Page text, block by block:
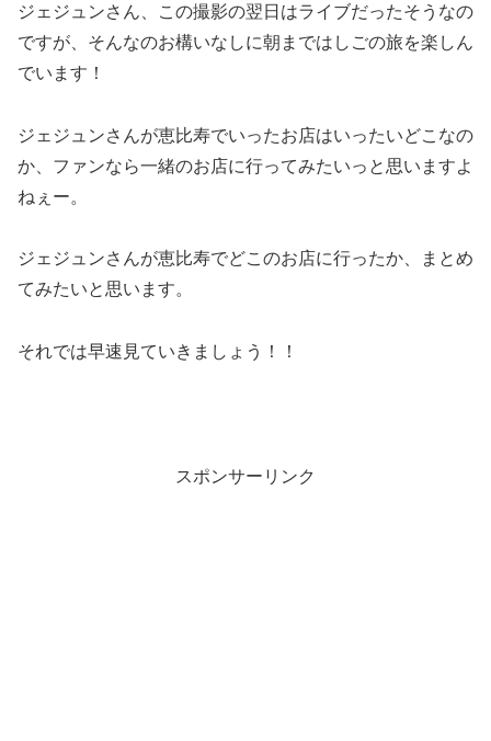
ジェジュンさん、この撮影の翌日はライブだったそうなの
ですが、そんなのお構いなしに朝まではしごの旅を楽しん
でいます！
ジェジュンさんが恵比寿でいったお店はいったいどこなの
か、ファンなら一緒のお店に行ってみたいっと思いますよ
ねぇー。
ジェジュンさんが恵比寿でどこのお店に行ったか、まとめ
てみたいと思います。
それでは早速見ていきましょう！！
スポンサーリンク